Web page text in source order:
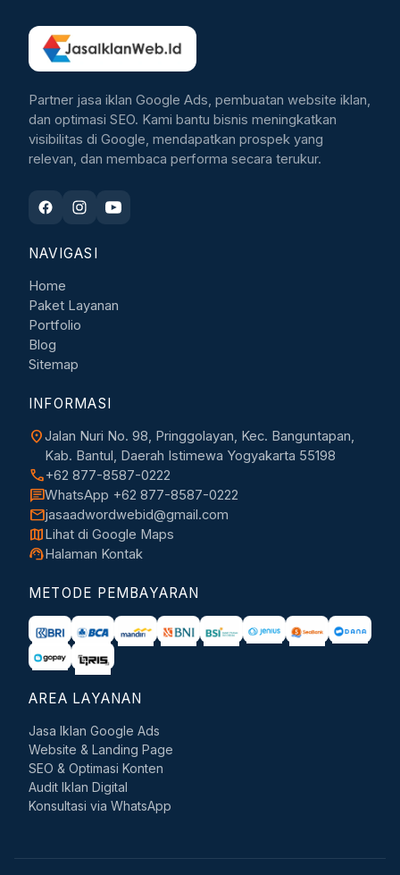
Partner jasa iklan Google Ads, pembuatan website iklan,
dan optimasi SEO. Kami bantu bisnis meningkatkan
visibilitas di Google, mendapatkan prospek yang
relevan, dan membaca performa secara terukur.
NAVIGASI
Home
Paket Layanan
Portfolio
Blog
Sitemap
INFORMASI
location_onJalan Nuri No. 98, Pringgolayan, Kec. Banguntapan,
Kab. Bantul, Daerah Istimewa Yogyakarta 55198
call+62 877-8587-0222
chatWhatsApp +62 877-8587-0222
mailjasaadwordwebid@gmail.com
mapLihat di Google Maps
support_agentHalaman Kontak
METODE PEMBAYARAN
AREA LAYANAN
Jasa Iklan Google Ads
Website & Landing Page
SEO & Optimasi Konten
Audit Iklan Digital
Konsultasi via WhatsApp